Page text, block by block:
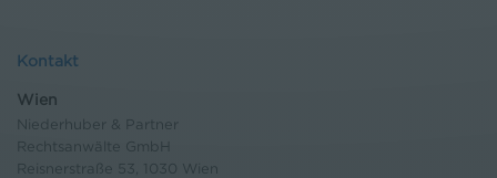
Kontakt
Wien
Niederhuber & Partner
Rechtsanwälte GmbH
Reisnerstraße 53, 1030 Wien